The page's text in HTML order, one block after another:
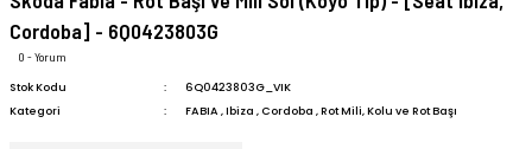
Cordoba] - 6Q0423803G
0 - Yorum
Stok Kodu
6Q0423803G_VIK
Kategori
FABIA ,Ibiza , Cordoba ,Rot Mili, Kolu ve Rot Başı